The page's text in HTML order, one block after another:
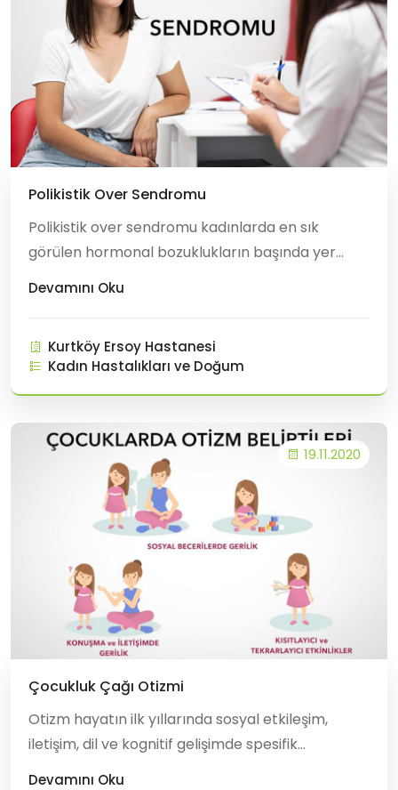
Polikistik Over Sendromu
Polikistik over sendromu kadınlarda en sık
görülen hormonal bozuklukların başında yer
rezistansı, metabolik sendr
Devamını Oku
Kurtköy Ersoy Hastanesi
Kadın Hastalıkları ve Doğum
19.11.2020
Çocukluk Çağı Otizmi
Otizm hayatın ilk yıllarında sosyal etkileşim,
iletişim, dil ve kognitif gelişimde spesifik
kayıplarla giden nöropsikiyatrik hastalıklar
Devamını Oku